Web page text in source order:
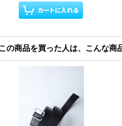
の商品を買った人は、こんな商